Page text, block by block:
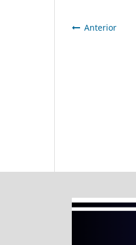
Anterior